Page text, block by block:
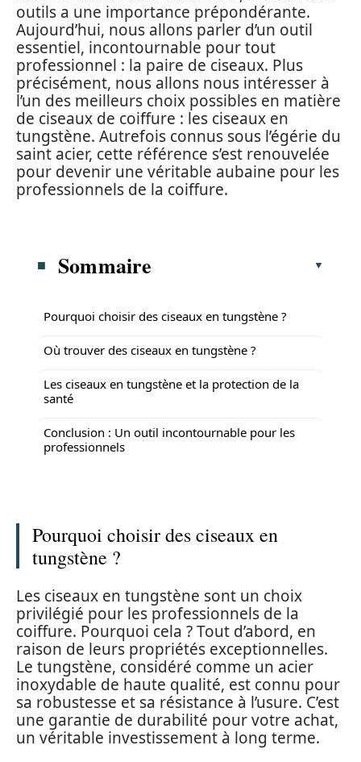
outils a une importance prépondérante.
Aujourd’hui, nous allons parler d’un outil
essentiel, incontournable pour tout
professionnel : la paire de ciseaux. Plus
précisément, nous allons nous intéresser à
l’un des meilleurs choix possibles en matière
de ciseaux de coiffure : les ciseaux en
tungstène. Autrefois connus sous l’égérie du
saint acier, cette référence s’est renouvelée
pour devenir une véritable aubaine pour les
professionnels de la coiffure.
Sommaire
Pourquoi choisir des ciseaux en tungstène ?
Où trouver des ciseaux en tungstène ?
Les ciseaux en tungstène et la protection de la
santé
Conclusion : Un outil incontournable pour les
professionnels
Pourquoi choisir des ciseaux en
tungstène ?
Les ciseaux en tungstène sont un choix
privilégié pour les professionnels de la
coiffure. Pourquoi cela ? Tout d’abord, en
raison de leurs propriétés exceptionnelles.
Le tungstène, considéré comme un acier
inoxydable de haute qualité, est connu pour
sa robustesse et sa résistance à l’usure. C’est
une garantie de durabilité pour votre achat,
un véritable investissement à long terme.